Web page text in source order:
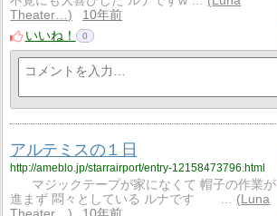
Theater…
10年前
いいね！
0
アルテミスの１日
http://ameblo.jp/starrairport/entry-12158473796.html
マジックテープが家になくて 帽子の作業が
進まず 悶々としている ルナです …
Luna